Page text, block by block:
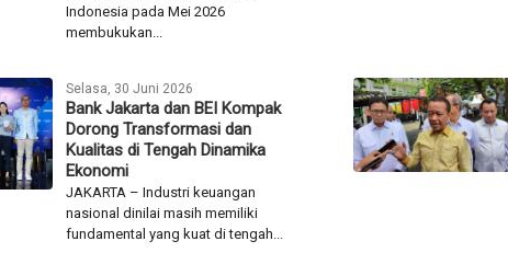
Indonesia pada Mei 2026
membukukan...
Selasa, 30 Juni 2026
Bank Jakarta dan BEI Kompak
Dorong Transformasi dan
Kualitas di Tengah Dinamika
Ekonomi
JAKARTA – Industri keuangan
nasional dinilai masih memiliki
fundamental yang kuat di tengah...